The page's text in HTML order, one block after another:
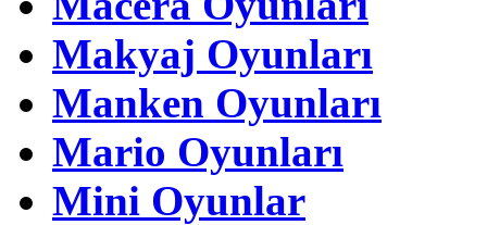
Makyaj Oyunları
Manken Oyunları
Mario Oyunları
Mini Oyunlar